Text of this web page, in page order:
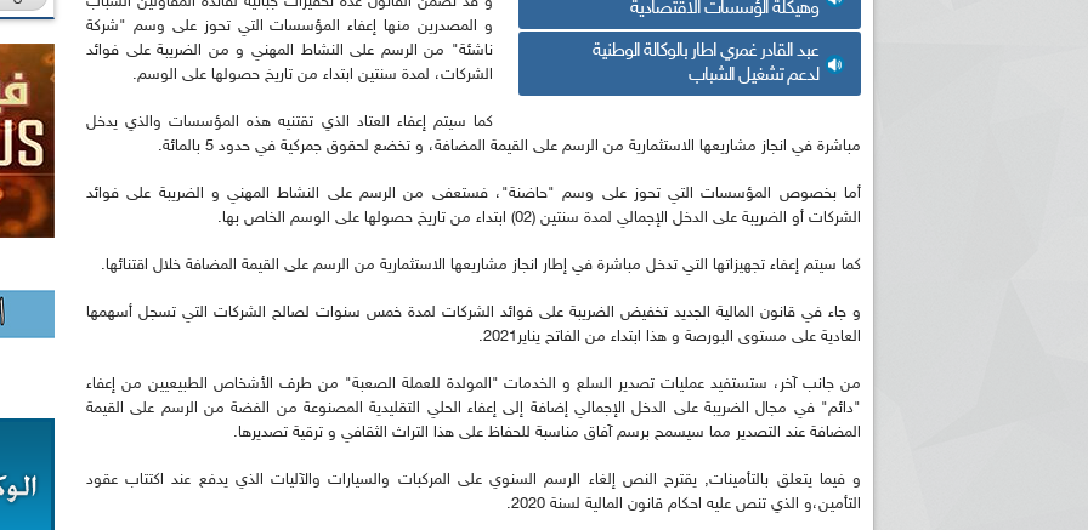
وهيكلة الؤسسات الاقتصادية
عبد القادر غمري اطار بالوكالة الوطنية
لدعم تشغيل الشباب
و المصدرين منها إعفاء المؤسسات التي تحوز على وسم "شركة
ناشئة" من الرسم على النشاط المهني و من الضريبة على فوائد
الشركات، لمدة سنتين ابتداء من تاريخ حصولها على الوسم.
كما سيتم إعفاء العتاد الذي تقتنيه هذه المؤسسات والذي يدخل
مباشرة في انجاز مشاريعها الاستثمارية من الرسم على القيمة المضافة، و تخضع لحقوق جمركية في حدود 5 بالمائة.
أما بخصوص المؤسسات التي تحوز على وسم "حاضنة"، فستعفى من الرسم على النشاط المهني و الضريبة على فوائد
الشركات أو الضريبة على الدخل الإجمالي لمدة سنتين (02) ابتداء من تاريخ حصولها على الوسم الخاص بها.
كما سيتم إعفاء تجهيزاتها التي تدخل مباشرة في إطار انجاز مشاريعها الاستثمارية من الرسم على القيمة المضافة خلال اقتنائها.
و جاء في قانون المالية الجديد تخفيض الضريبة على فوائد الشركات لمدة خمس سنوات لصالح الشركات التي تسجل أسهمها
العادية على مستوى البورصة و هذا ابتداء من الفاتح يناير2021.
من جانب آخر، ستستفيد عمليات تصدير السلع و الخدمات "المولدة للعملة الصعبة" من طرف الأشخاص الطبيعيين من إعفاء
"دائم" في مجال الضريبة على الدخل الإجمالي إضافة إلى إعفاء الحلي التقليدية المصنوعة من الفضة من الرسم على القيمة
المضافة عند التصدير مما سيسمح برسم آفاق مناسبة للحفاظ على هذا التراث الثقافي و ترقية تصديرها.
و فيما يتعلق بالتأمينات, يقترح النص إلغاء الرسم السنوي على المركبات والسيارات والآليات الذي يدفع عند اكتتاب عقود
التأمين،و الذي تنص عليه احكام قانون المالية لسنة 2020.